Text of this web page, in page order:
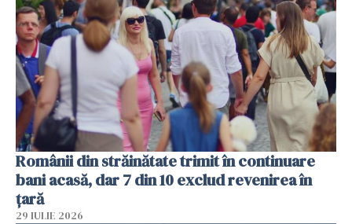
Românii din străinătate trimit în continuare
bani acasă, dar 7 din 10 exclud revenirea în
țară
29 IULIE 2026